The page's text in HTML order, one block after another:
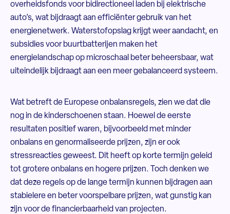
overheidsfonds voor bidirectioneel laden bij elektrische
auto’s, wat bijdraagt aan efficiënter gebruik van het
energienetwerk. Waterstofopslag krijgt weer aandacht, en
subsidies voor buurtbatterijen maken het
energielandschap op microschaal beter beheersbaar, wat
uiteindelijk bijdraagt aan een meer gebalanceerd systeem.
Wat betreft de Europese onbalansregels, zien we dat die
nog in de kinderschoenen staan. Hoewel de eerste
resultaten positief waren, bijvoorbeeld met minder
onbalans en genormaliseerde prijzen, zijn er ook
stressreacties geweest. Dit heeft op korte termijn geleid
tot grotere onbalans en hogere prijzen. Toch denken we
dat deze regels op de lange termijn kunnen bijdragen aan
stabielere en beter voorspelbare prijzen, wat gunstig kan
zijn voor de financierbaarheid van projecten.